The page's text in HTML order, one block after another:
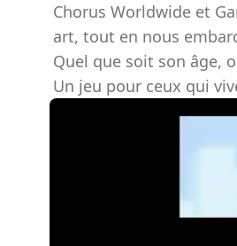
Chorus Worldwide et
art, tout en nous
Quel que soit son âge,
Un jeu pour ceux qui